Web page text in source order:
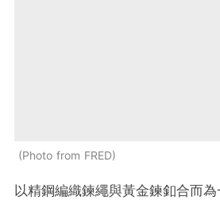
Photo from FRED
以精鋼編織鍊繩與黃金鍊釦合而